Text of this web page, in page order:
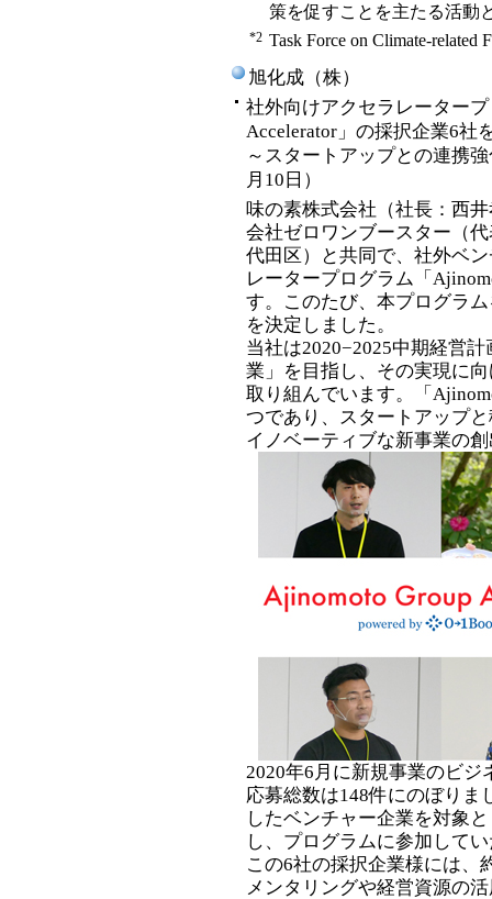
策を促すことを主たる活動
*2 Task Force on Climate-related
旭化成（株）
社外向けアクセラレーター
Accelerator」の採択企業6社
～スタートアップとの連携
月10日）
味の素株式会社（社長：西
会社ゼロワンブースター（
代田区）と共同で、社外ベ
レータープログラム「
す。このたび、本プログラ
を決定しました。
当社は2020−2025中期経営
業」を目指し、その実現に
取り組んでいます。「
つであり、スタートアップ
イノベーティブな新事業の
2020年6月に新規事業のビ
応募総数は148件にのぼりま
したベンチャー企業を対象
し、プログラムに参加して
この6社の採択企業様には、
メンタリングや経営資源の